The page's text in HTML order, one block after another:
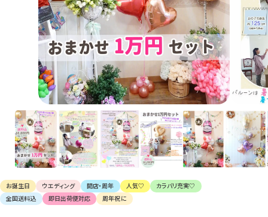
楽
し
ん
で
く
だ
さ
い。
お誕生日 ウエディング 開店・周年 人気♡
カラバリ充実♡
全国送料込
即日出荷便対応 周年祝に